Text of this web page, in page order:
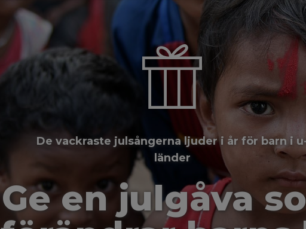
De vackraste julsångerna ljuder i år för barn i
länder
Ge en julgåva